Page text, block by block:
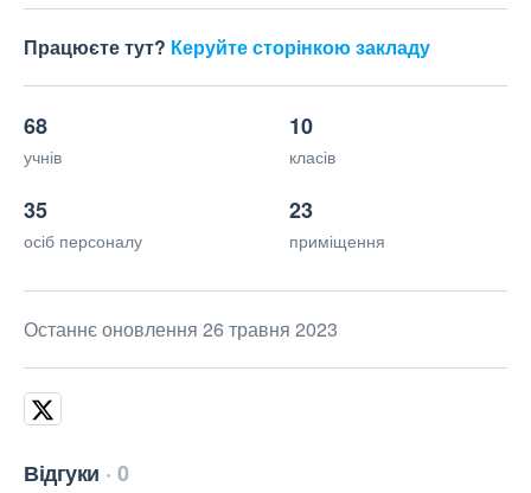
Працюєте тут? Керуйте сторінкою закладу
68
учнів
10
класів
35
осіб персоналу
23
приміщення
Останнє оновлення 26 травня 2023
Відгуки 0